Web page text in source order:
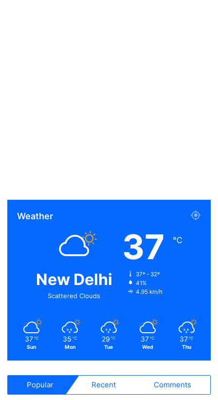
Weather
New Delhi
Scattered Clouds
37 ℃
37º - 32º
41%
4.95 km/h
37 ℃
Sun
35 ℃
Mon
29 ℃
Tue
37 ℃
Wed
37 ℃
Thu
Popular Recent Comments